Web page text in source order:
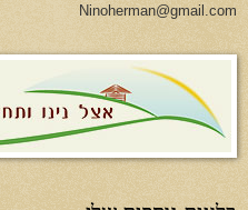
Ninoherman@gmail.com